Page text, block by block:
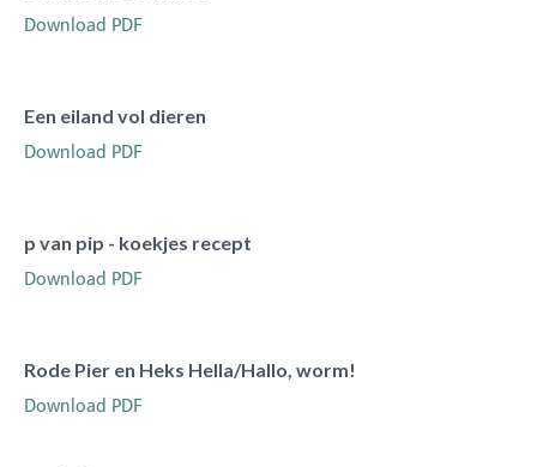
Download PDF
Een eiland vol dieren
Download PDF
p van pip - koekjes recept
Download PDF
Rode Pier en Heks Hella/Hallo, worm!
Download PDF